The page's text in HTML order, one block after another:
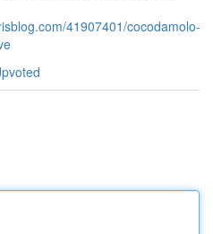
41907401/cocodamolo-